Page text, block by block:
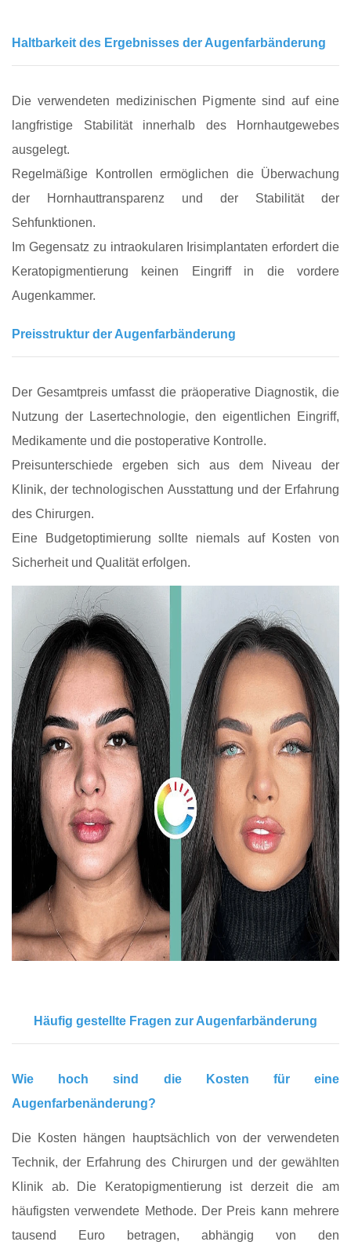
Haltbarkeit des Ergebnisses der Augenfarbänderung
Die verwendeten medizinischen Pigmente sind auf eine
langfristige Stabilität innerhalb des Hornhautgewebes
ausgelegt.
Regelmäßige Kontrollen ermöglichen die Überwachung
der Hornhauttransparenz und der Stabilität der
Sehfunktionen.
Im Gegensatz zu intraokularen Irisimplantaten erfordert die
Keratopigmentierung keinen Eingriff in die vordere
Augenkammer.
Preisstruktur der Augenfarbänderung
Der Gesamtpreis umfasst die präoperative Diagnostik, die
Nutzung der Lasertechnologie, den eigentlichen Eingriff,
Medikamente und die postoperative Kontrolle.
Preisunterschiede ergeben sich aus dem Niveau der
Klinik, der technologischen Ausstattung und der Erfahrung
des Chirurgen.
Eine Budgetoptimierung sollte niemals auf Kosten von
Sicherheit und Qualität erfolgen.
Häufig gestellte Fragen zur Augenfarbänderung
Wie hoch sind die Kosten für eine
Augenfarbenänderung?
Die Kosten hängen hauptsächlich von der verwendeten
Technik, der Erfahrung des Chirurgen und der gewählten
Klinik ab. Die Keratopigmentierung ist derzeit die am
häufigsten verwendete Methode. Der Preis kann mehrere
tausend Euro betragen, abhängig von den